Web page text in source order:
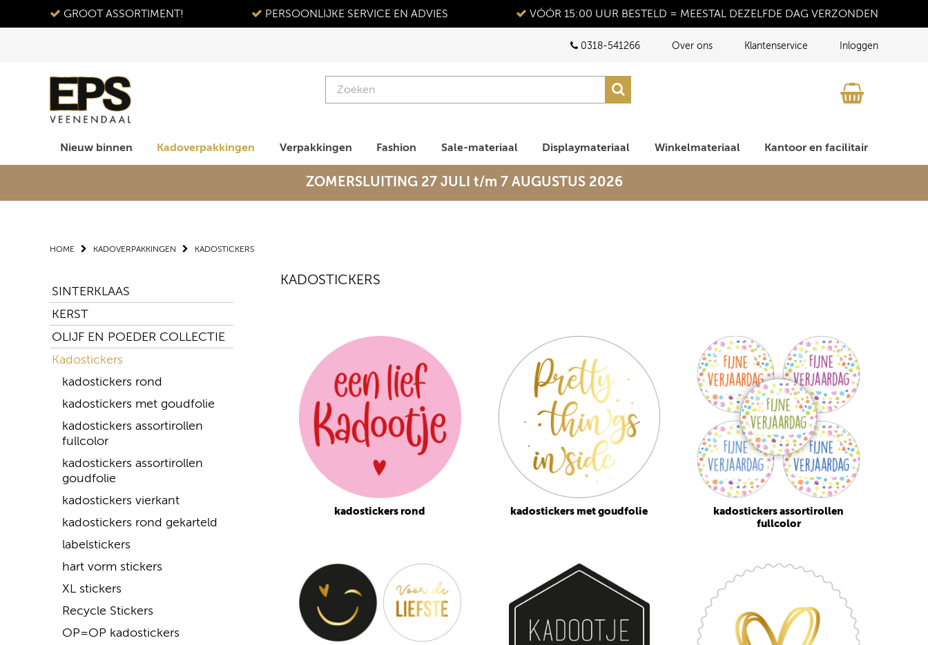
GROOT ASSORTIMENT! PERSOONLIJKE SERVICE EN ADVIES VÓÓR 15:00 UUR BESTELD = MEESTAL DEZELFDE DAG VERZONDEN
0318-541266 Over ons Klantenservice Inloggen
Nieuw binnen Kadoverpakkingen Verpakkingen Fashion Sale-materiaal Displaymateriaal Winkelmateriaal Kantoor en facilitair
ZOMERSLUITING 27 JULI t/m 7 AUGUSTUS 2026
HOME KADOVERPAKKINGEN KADOSTICKERS
SINTERKLAAS
KERST
OLIJF EN POEDER COLLECTIE
Kadostickers
kadostickers rond
kadostickers met goudfolie
kadostickers assortirollen
fullcolor
kadostickers assortirollen
goudfolie
kadostickers vierkant
kadostickers rond gekarteld
labelstickers
hart vorm stickers
XL stickers
Recycle Stickers
OP=OP kadostickers
KADOSTICKERS
kadostickers rond kadostickers met goudfolie
kadostickers assortirollen
fullcolor